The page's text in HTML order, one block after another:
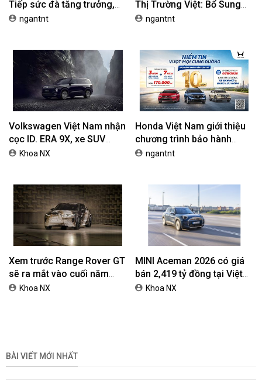
Tiếp sức đà tăng trưởng,
tối ưu chi phí mua xe
ngantnt
Thị Trường Việt: Bổ Sung
Phiên Bản Street, Giá Từ
ngantnt
Volkswagen Việt Nam nhận
cọc ID. ERA 9X, xe SUV
EREV dự kiến giá dưới 3 tỷ
Khoa NX
Honda Việt Nam giới thiệu
chương trình bảo hành
chính hãng lên tới 10 năm
ngantnt
Xem trước Range Rover GT
sẽ ra mắt vào cuối năm
2026Khoa NX
MINI Aceman 2026 có giá
bán 2,419 tỷ đồng tại Việt
NamKhoa NX
BÀI VIẾT MỚI NHẤT